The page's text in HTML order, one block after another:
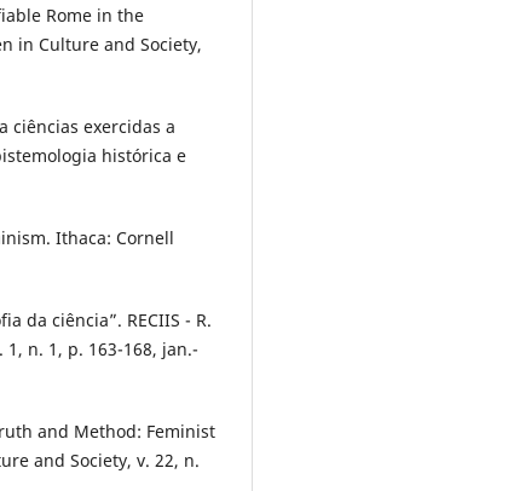
Rome in the
in Culture and Society,
ciências exercidas a
histórica e
Ithaca: Cornell
da ciência”. RECIIS - R.
1, n. 1, p. 163-168, jan.-
and Method: Feminist
and Society, v. 22, n.